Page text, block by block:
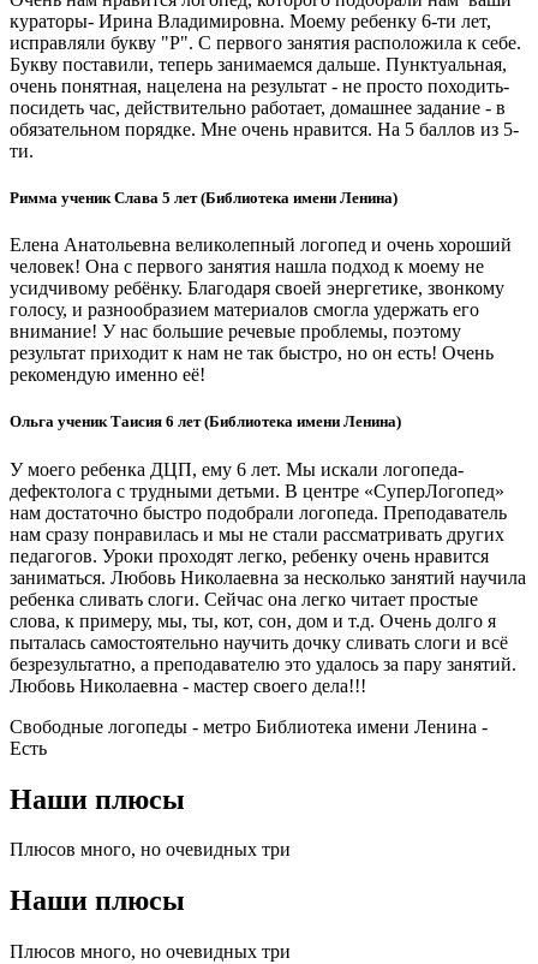
кураторы- Ирина Владимировна. Моему ребенку 6-ти лет,
исправляли букву "Р". С первого занятия расположила к себе.
Букву поставили, теперь занимаемся дальше. Пунктуальная,
очень понятная, нацелена на результат - не просто походить-
посидеть час, действительно работает, домашнее задание - в
обязательном порядке. Мне очень нравится. На 5 баллов из 5-
ти.
Римма ученик Слава 5 лет (Библиотека имени Ленина)
Елена Анатольевна великолепный логопед и очень хороший
человек! Она с первого занятия нашла подход к моему не
усидчивому ребёнку. Благодаря своей энергетике, звонкому
голосу, и разнообразием материалов смогла удержать его
внимание! У нас большие речевые проблемы, поэтому
результат приходит к нам не так быстро, но он есть! Очень
рекомендую именно её!
Ольга ученик Таисия 6 лет (Библиотека имени Ленина)
У моего ребенка ДЦП, ему 6 лет. Мы искали логопеда-
дефектолога с трудными детьми. В центре «СуперЛогопед»
нам достаточно быстро подобрали логопеда. Преподаватель
нам сразу понравилась и мы не стали рассматривать других
педагогов. Уроки проходят легко, ребенку очень нравится
заниматься. Любовь Николаевна за несколько занятий научила
ребенка сливать слоги. Сейчас она легко читает простые
слова, к примеру, мы, ты, кот, сон, дом и т.д. Очень долго я
пыталась самостоятельно научить дочку сливать слоги и всё
безрезультатно, а преподавателю это удалось за пару занятий.
Любовь Николаевна - мастер своего дела!!!
Свободные логопеды - метро Библиотека имени Ленина -
Есть
Наши плюсы
Плюсов много, но очевидных три
Наши плюсы
Плюсов много, но очевидных три